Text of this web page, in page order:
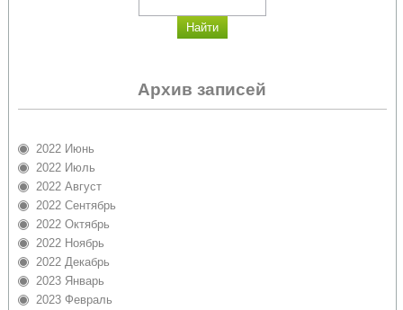
Архив записей
2022 Июнь
2022 Июль
2022 Август
2022 Сентябрь
2022 Октябрь
2022 Ноябрь
2022 Декабрь
2023 Январь
2023 Февраль